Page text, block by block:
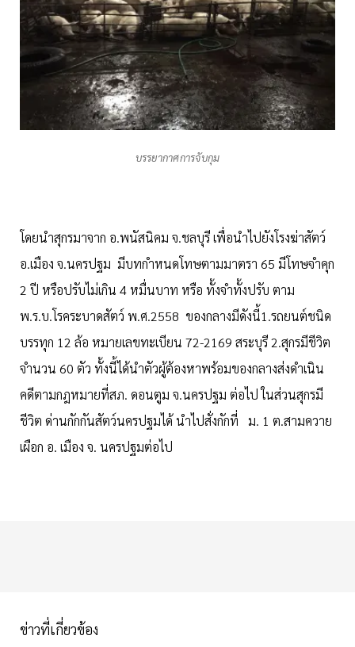
บรรยากาศการจับกุม
โดยนำสุกรมาจาก อ.พนัสนิคม จ.ชลบุรี เพื่อนำไปยังโรงฆ่าสัตว์
อ.เมือง จ.นครปฐม มีบทกำหนดโทษตามมาตรา 65 มีโทษจำคุก
2 ปี หรือปรับไม่เกิน 4 หมื่นบาท หรือ ทั้งจำทั้งปรับ ตาม
พ.ร.บ.โรคระบาดสัตว์ พ.ศ.2558 ของกลางมีดังนี้1.รถยนต์ชนิด
บรรทุก 12 ล้อ หมายเลขทะเบียน 72-2169 สระบุรี 2.สุกรมีชีวิต
จำนวน 60 ตัว ทั้งนี้ได้นำตัวผู้ต้องหาพร้อมของกลางส่งดำเนิน
คดีตามกฎหมายที่สภ. ดอนตูม จ.นครปฐม ต่อไป ในส่วนสุกรมี
ชีวิต ด่านกักกันสัตว์นครปฐมได้ นำไปสั่งกักที่ ม. 1 ต.สามควาย
เผือก อ. เมือง จ. นครปฐมต่อไป
ข่าวที่เกี่ยวข้อง